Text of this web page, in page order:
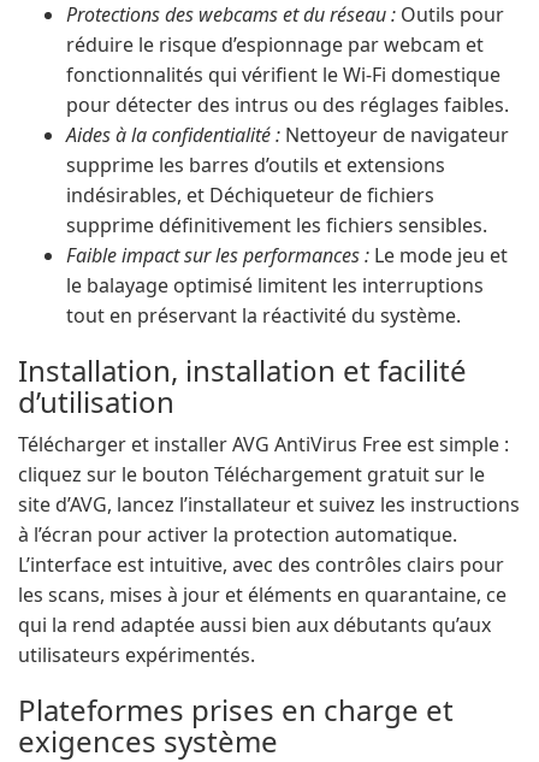
Protections des webcams et du réseau : Outils pour
réduire le risque d’espionnage par webcam et
fonctionnalités qui vérifient le Wi-Fi domestique
pour détecter des intrus ou des réglages faibles.
Aides à la confidentialité : Nettoyeur de navigateur
supprime les barres d’outils et extensions
indésirables, et Déchiqueteur de fichiers
supprime définitivement les fichiers sensibles.
Faible impact sur les performances : Le mode jeu et
le balayage optimisé limitent les interruptions
tout en préservant la réactivité du système.
Installation, installation et facilité
d’utilisation
Télécharger et installer AVG AntiVirus Free est simple :
cliquez sur le bouton Téléchargement gratuit sur le
site d’AVG, lancez l’installateur et suivez les instructions
à l’écran pour activer la protection automatique.
L’interface est intuitive, avec des contrôles clairs pour
les scans, mises à jour et éléments en quarantaine, ce
qui la rend adaptée aussi bien aux débutants qu’aux
utilisateurs expérimentés.
Plateformes prises en charge et
exigences système